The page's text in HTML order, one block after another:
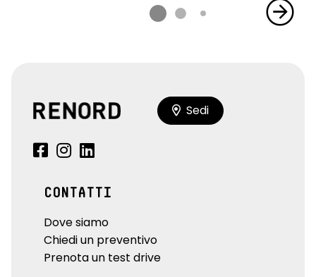
Sedi
CONTATTI
Dove siamo
Chiedi un preventivo
Prenota un test drive